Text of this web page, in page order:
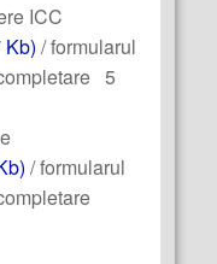
ICC
/ formularul
5
/ formularul